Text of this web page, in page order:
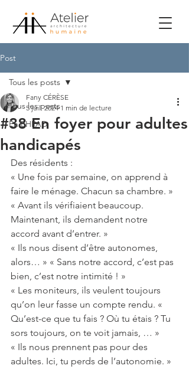
Post
Tous les posts
En EHPAD
Tous les posts
#38 En foyer pour adultes
handicapés
Fany CÉRÈSE
5 juil. 2024 1 min de lecture
Des résidents :
« Une fois par semaine, on apprend à
faire le ménage. Chacun sa chambre. »
« Avant ils vérifiaient beaucoup.
Maintenant, ils demandent notre
accord avant d’entrer. »
« Ils nous disent d’être autonomes,
alors… » « Sans notre accord, c’est pas
bien, c’est notre intimité ! »
« Les moniteurs, ils veulent toujours
qu’on leur fasse un compte rendu. «
Qu’est-ce que tu fais ? Où tu étais ? Tu
sors toujours, on te voit jamais, … »
« Ils nous prennent pas pour des
adultes. Ici, tu perds de l’autonomie. »